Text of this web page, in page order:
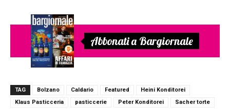
Abbonati a Bargiornale
TAG Bolzano Caldario Featured
Heini Konditorei
Klaus Pasticceria
pasticcerie Peter Konditorei
Sacher torte